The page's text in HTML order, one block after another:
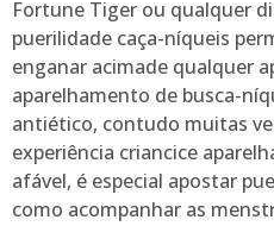
Fortune Tiger ou qualquer
puerilidade caça-níqueis
enganar acimade qualquer
aparelhamento de busca-
antiético, contudo muitas
experiência criancice
afável, é especial apostar
como acompanhar as